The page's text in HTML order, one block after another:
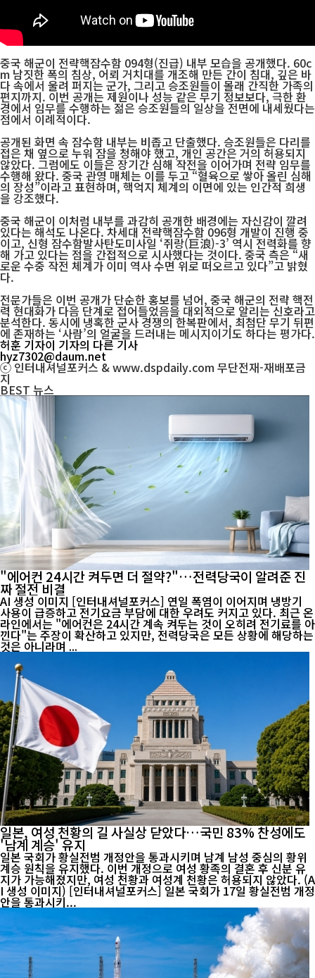
중국 해군이 전략핵잠수함 094형(진급) 내부 모습을 공개했다. 60c
m 남짓한 폭의 침상, 어뢰 거치대를 개조해 만든 간이 침대, 깊은 바
다 속에서 울려 퍼지는 군가, 그리고 승조원들이 몰래 간직한 가족의
편지까지. 이번 공개는 제원이나 성능 같은 무기 정보보다, 극한 환
경에서 임무를 수행하는 젊은 승조원들의 일상을 전면에 내세웠다는
점에서 이례적이다.
공개된 화면 속 잠수함 내부는 비좁고 단출했다. 승조원들은 다리를
접은 채 옆으로 누워 잠을 청해야 했고, 개인 공간은 거의 허용되지
않았다. 그럼에도 이들은 장기간 심해 작전을 이어가며 전략 임무를
수행해 왔다. 중국 관영 매체는 이를 두고 “혈육으로 쌓아 올린 심해
의 장성”이라고 표현하며, 핵억지 체계의 이면에 있는 인간적 희생
을 강조했다.
중국 해군이 이처럼 내부를 과감히 공개한 배경에는 자신감이 깔려
있다는 해석도 나온다. 차세대 전략핵잠수함 096형 개발이 진행 중
이고, 신형 잠수함발사탄도미사일 ‘쥐랑(巨浪)-3’ 역시 전력화를 향
해 가고 있다는 점을 간접적으로 시사했다는 것이다. 중국 측은 “새
로운 수중 작전 체계가 이미 역사 수면 위로 떠오르고 있다”고 밝혔
다.
전문가들은 이번 공개가 단순한 홍보를 넘어, 중국 해군의 전략 핵전
력 현대화가 다음 단계로 접어들었음을 대외적으로 알리는 신호라고
분석한다. 동시에 냉혹한 군사 경쟁의 한복판에서, 최첨단 무기 뒤편
에 존재하는 ‘사람’의 얼굴을 드러내는 메시지이기도 하다는 평가다.
허훈 기자이 기자의 다른 기사
hyz7302@daum.net
ⓒ 인터내셔널포커스 & www.dspdaily.com 무단전재-재배포금
지
BEST 뉴스
"에어컨 24시간 켜두면 더 절약?"…전력당국이 알려준 진
짜 절전 비결
AI 생성 이미지 [인터내셔널포커스] 연일 폭염이 이어지며 냉방기
사용이 급증하고 전기요금 부담에 대한 우려도 커지고 있다. 최근 온
라인에서는 "에어컨은 24시간 계속 켜두는 것이 오히려 전기료를 아
낀다"는 주장이 확산하고 있지만, 전력당국은 모든 상황에 해당하는
것은 아니라며 ...
일본, 여성 천황의 길 사실상 닫았다…국민 83% 찬성에도
'남계 계승' 유지
일본 국회가 황실전범 개정안을 통과시키며 남계 남성 중심의 황위
계승 원칙을 유지했다. 이번 개정으로 여성 황족의 결혼 후 신분 유
지가 가능해졌지만, 여성 천황과 여성계 천황은 허용되지 않았다. (A
I 생성 이미지) [인터내셔널포커스] 일본 국회가 17일 황실전범 개정
안을 통과시키...